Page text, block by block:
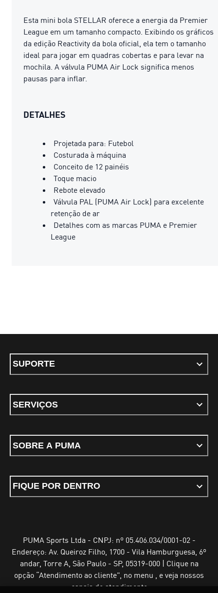
Esta mini bola STELLAR oferece a energia da Premier
League em um tamanho compacto. Exibindo os gráficos
da edição Reactivity da bola oficial, ela tem o tamanho
ideal para jogar em quadras cobertas e para levar na
mochila. A válvula PUMA Air Lock significa menos
pausas para inflar.
DETALHES
Projetada para: Futebol
Costurada à máquina
Conceito de 12 painéis
Toque macio
Rebote elevado
Válvula PAL (PUMA Air Lock) para excelente
retenção de ar
Detalhes com as marcas PUMA e Premier
League
SUPORTE
SERVIÇOS
SOBRE A PUMA
FIQUE POR DENTRO
PUMA Sports Ltda - CNPJ: nº 05.406.034/0001-02 -
Endereço: Av. Queiroz Filho, 1700 - Vila Hamburguesa, 6º
andar, Torre A, São Paulo - SP, 05319-000 | Clique na
opção “Atendimento ao cliente”, no menu , e veja nossos
canais de atendimento